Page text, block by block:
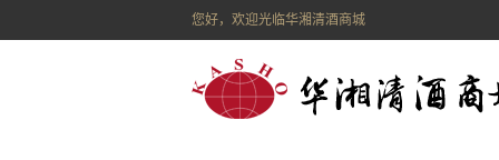
您好，欢迎光临华湘清酒商城